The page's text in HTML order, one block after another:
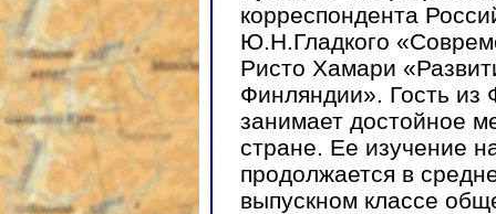
корреспондента
Ю.Н.Гладкого
Ристо Хамари
Финляндии». Гость из
занимает достойное
стране. Ее изучение
продолжается в
выпускном классе